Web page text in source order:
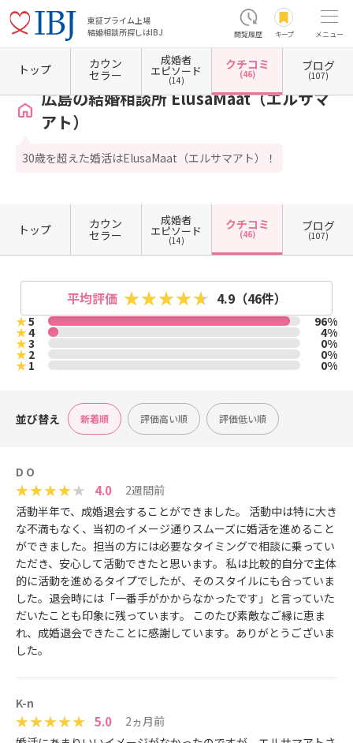
東証プライム上場
結婚相談所探しはIBJ
閲覧履歴 キープ メニュー
ホーム 広島県の結婚相談所 広島県広島市 広島県広島市中区 広島の結婚相談所
広島の結婚相談所 ElusaMaat（エルサマ
アト）
30歳を超えた婚活はElusaMaat（エルサマアト）！
トップ カウン
セラー
成婚者
エピソード
(14)
クチコミ
(46)
ブログ
(107)
トップ カウン
セラー
成婚者
エピソード
(14)
クチコミ
(46)
ブログ
(107)
平均評価 4.9（46件）
★5 96%
★4 4%
★3 0%
★2 0%
★1 0%
並び替え 新着順 評価高い順 評価低い順
D O
4.0
2週間前
活動半年で、成婚退会することができました。 活動中は特に大き
な不満もなく、当初のイメージ通りスムーズに婚活を進めること
ができました。担当の方には必要なタイミングで相談に乗ってい
ただき、安心して活動できたと思います。 私は比較的自分で主体
的に活動を進めるタイプでしたが、そのスタイルにも合っていま
した。退会時には「一番手がかからなかったです」と言っていた
だいたことも印象に残っています。 このたび素敵なご縁に恵ま
れ、成婚退会できたことに感謝しています。ありがとうございま
した。
K-n
5.0
2ヵ月前